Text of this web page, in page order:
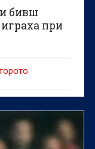
бивш
при